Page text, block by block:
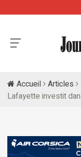
Accueil Articles
Lafayette investit